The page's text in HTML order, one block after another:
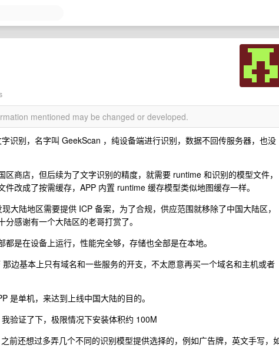
mentioned may be changed or developed.
识别，名字叫 GeekScan ，纯设备端进行识别，数据不回传服务器，也没
商店，但后续为了文字识别的精度，就需要 runtime 和识别的模型文件，
改成了按需缓存，APP 内置 runtime 缓存模型类似地图缓存一样。
大陆地区需要提供 ICP 备案，为了合规，供应范围就移除了中国大陆区，
感谢有一个大陆区的老哥打赏了。
是在设备上运行，性能完全够，存储也全部是在本地。
边基本上只有域名和一些服务的开支，不太愿意再买一个域名和主机或者
是单机，来达到上线中国大陆的目的。
验证了下，极限情况下安装体积约 100M
前还想过多弄几个不同的识别模型提供选择的，例如广告牌，英文手写，